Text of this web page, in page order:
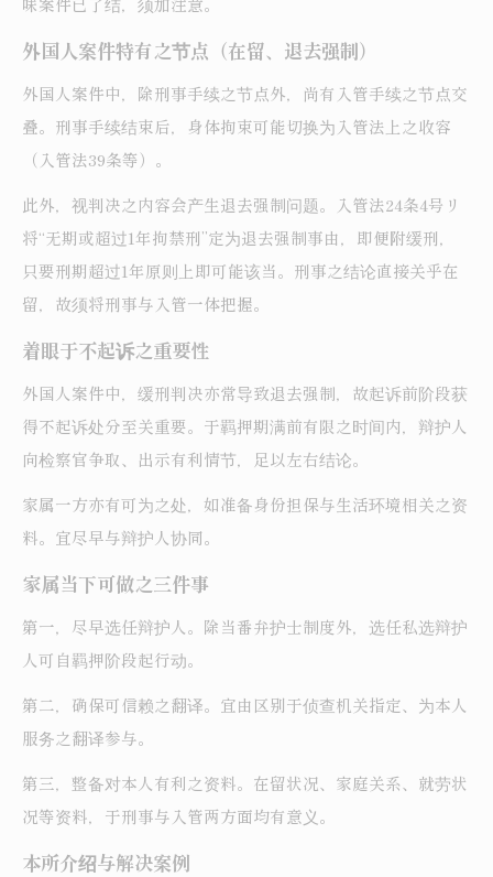
外国人案件特有之节点（在留、退去强制）
外国人案件中，除刑事手续之节点外，尚有入管手续之节点交
叠。刑事手续结束后，身体拘束可能切换为入管法上之收容
（入管法39条等）。
此外，视判决之内容会产生退去强制问题。入管法24条4号リ
将“无期或超过1年拘禁刑”定为退去强制事由，即便附缓刑，
只要刑期超过1年原则上即可能该当。刑事之结论直接关乎在
留，故须将刑事与入管一体把握。
着眼于不起诉之重要性
外国人案件中，缓刑判决亦常导致退去强制，故起诉前阶段获
得不起诉处分至关重要。于羁押期满前有限之时间内，辩护人
向检察官争取、出示有利情节，足以左右结论。
家属一方亦有可为之处，如准备身份担保与生活环境相关之资
料。宜尽早与辩护人协同。
家属当下可做之三件事
第一，尽早选任辩护人。除当番弁护士制度外，选任私选辩护
人可自羁押阶段起行动。
第二，确保可信赖之翻译。宜由区别于侦查机关指定、为本人
服务之翻译参与。
第三，整备对本人有利之资料。在留状况、家庭关系、就劳状
况等资料，于刑事与入管两方面均有意义。
本所介绍与解决案例